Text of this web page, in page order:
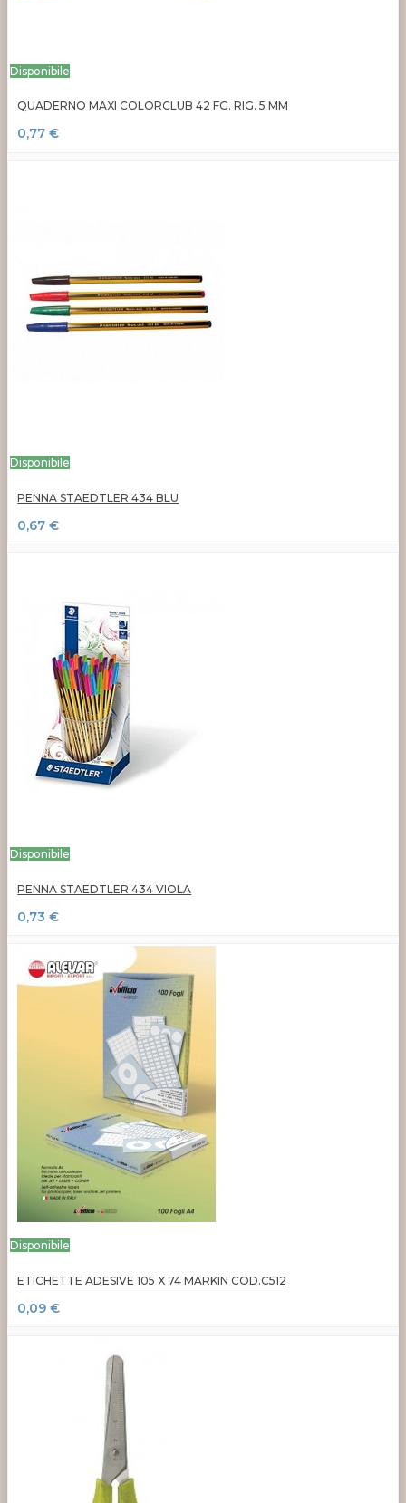
Disponibile
QUADERNO MAXI COLORCLUB 42 FG. RIG. 5 MM
0,77 €
Disponibile
PENNA STAEDTLER 434 BLU
0,67 €
Disponibile
PENNA STAEDTLER 434 VIOLA
0,73 €
Disponibile
ETICHETTE ADESIVE 105 X 74 MARKIN COD.C512
0,09 €